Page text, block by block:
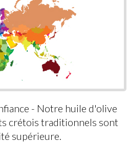
- Notre huile d'olive
crétois traditionnels sont
supérieure.